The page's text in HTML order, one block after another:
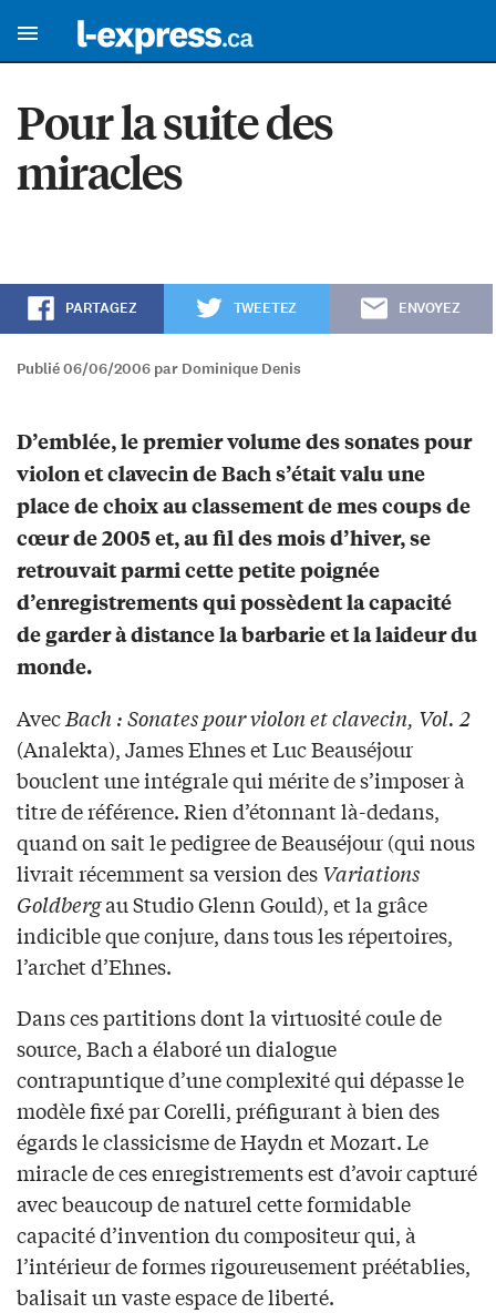
Pour la suite des
miracles
PARTAGEZ TWEETEZ ENVOYEZ
Publié 06/06/2006 par Dominique Denis
D’emblée, le premier volume des sonates pour
violon et clavecin de Bach s’était valu une
place de choix au classement de mes coups de
cœur de 2005 et, au fil des mois d’hiver, se
retrouvait parmi cette petite poignée
d’enregistrements qui possèdent la capacité
de garder à distance la barbarie et la laideur du
monde.
AvecBach : Sonates pour violon et clavecin, Vol. 2
(Analekta), James Ehnes et Luc Beauséjour
bouclent une intégrale qui mérite de s’imposer à
titre de référence. Rien d’étonnant là-dedans,
quand on sait le pedigree de Beauséjour (qui nous
livrait récemment sa version desVariations
Goldbergau Studio Glenn Gould), et la grâce
indicible que conjure, dans tous les répertoires,
l’archet d’Ehnes.
Dans ces partitions dont la virtuosité coule de
source, Bach a élaboré un dialogue
contrapuntique d’une complexité qui dépasse le
modèle fixé par Corelli, préfigurant à bien des
égards le classicisme de Haydn et Mozart. Le
miracle de ces enregistrements est d’avoir capturé
avec beaucoup de naturel cette formidable
capacité d’invention du compositeur qui, à
l’intérieur de formes rigoureusement préétablies,
balisait un vaste espace de liberté.